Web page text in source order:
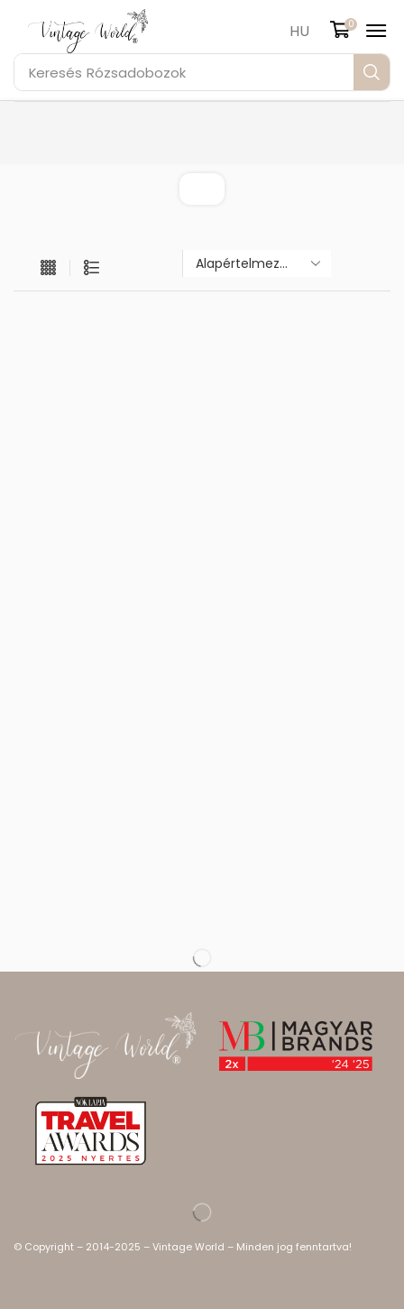
Keresés Rózsadobozok
HU 0
© Copyright – 2014-2025 – Vintage World – Minden jog fenntartva!